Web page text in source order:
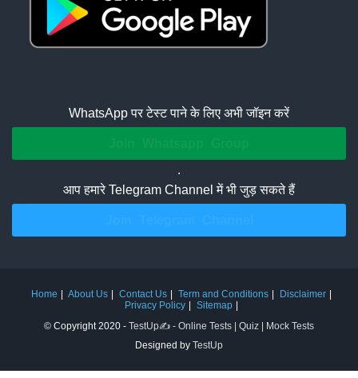
WhatsApp पर टेस्ट पाने के लिए अभी जॉइन करें
.
आप हमारे Telegram Channel में भी जुड़ सकते हैं
Home About Us Contact Us Term and Conditions
Disclaimer
Privacy Policy
Sitemap
© Copyright 2020 - TestUp✍️ - Online Tests | Quiz | Mock Tests
Designed by TestUp